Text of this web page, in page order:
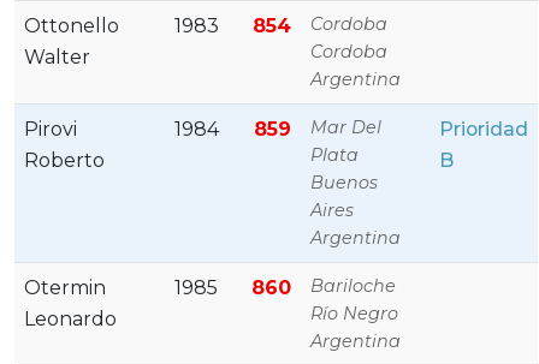
Ottonello
Walter
1983 854
Cordoba
Cordoba
Argentina
Pirovi
Roberto
1984 859
Mar Del
Plata
Buenos
Aires
Argentina
Prioridad
B
Otermin
Leonardo
1985 860
Bariloche
Río Negro
Argentina